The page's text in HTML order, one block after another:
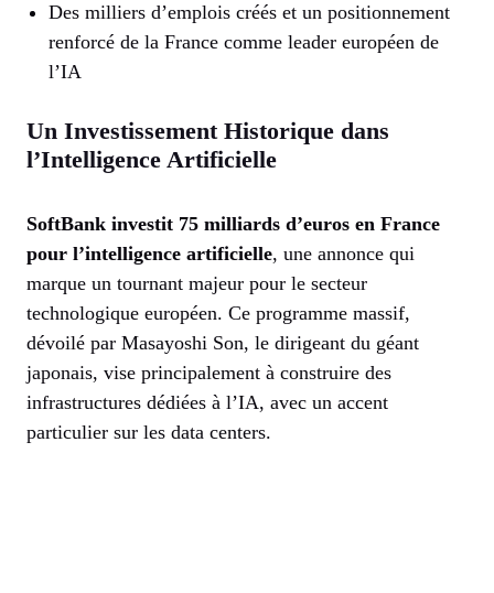
Des milliers d’emplois créés et un positionnement
renforcé de la France comme leader européen de
l’IA
Un Investissement Historique dans
l’Intelligence Artificielle
SoftBank investit 75 milliards d’euros en France
pour l’intelligence artificielle, une annonce qui
marque un tournant majeur pour le secteur
technologique européen. Ce programme massif,
dévoilé par Masayoshi Son, le dirigeant du géant
japonais, vise principalement à construire des
infrastructures dédiées à l’IA, avec un accent
particulier sur les data centers.